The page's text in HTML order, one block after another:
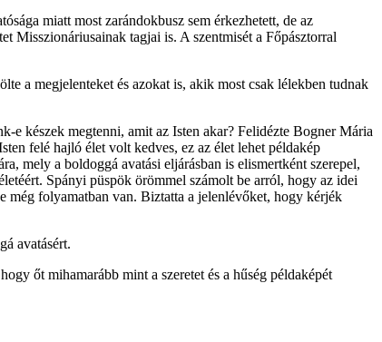
miatt most zarándokbusz sem érkezhetett, de az
Misszionáriusainak tagjai is. A szentmisét a Főpásztorral
a megjelenteket és azokat is, akik most csak lélekben tudnak
készek megtenni, amit az Isten akar? Felidézte Bogner Mária
felé hajló élet volt kedves, ez az élet lehet példakép
mely a boldoggá avatási eljárásban is elismertként szerepel,
Spányi püspök örömmel számolt be arról, hogy az idei
még folyamatban van. Biztatta a jelenlévőket, hogy kérjék
avatásért.
őt mihamarább mint a szeretet és a hűség példaképét